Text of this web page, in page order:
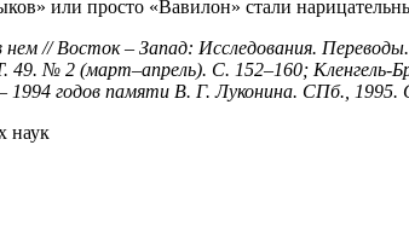
или просто «Вавилон» стали
// Восток – Запад: Исследования.
№ 2 (март–апрель). С. 152–160; Кленгель-
годов памяти В. Г. Луконина. СПб., 1995.
наук